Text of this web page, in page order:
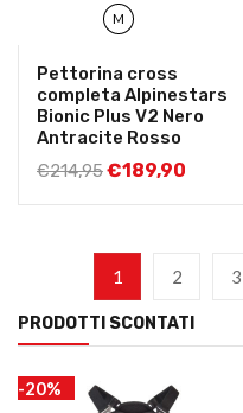
M
Pettorina cross
completa Alpinestars
Bionic Plus V2 Nero
Antracite Rosso
€214,95€189,90
1 2 3
PRODOTTI SCONTATI
-20%